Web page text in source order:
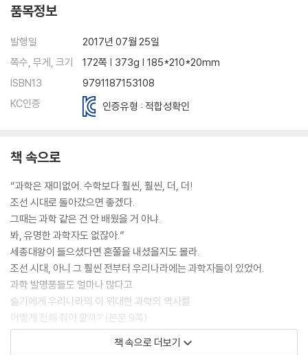
비의 양을 재는 측우기
플러스 리딩_ 물의 높이를 재는 수표
플러스 리딩_ 조선의 명의 허준
불을 뿜는 조선의 거북선
플러스 리딩_ 이순신 장군과 난중일기
최신 군사 방어 시설을 갖춘 수원 화성
천연두라는 무서운 병을 치료한 우두법
플러스 리딩_ 종두법을 실시한 지석영
4장 다양한 생활
더 따뜻하고 더 넉넉하게
농사는 천하의 근본, 농사직설
플러스 리딩_ 농사에 대한 또 다른 책, 농가집성6
살아 숨 쉬는 우리의 옹기
플러스 리딩_ 옹기에 있는 숨구멍의 비밀
백성을 위한 깜짝 선물, 목화
플러스 리딩_ 고려 말 외교관이던 문익점
따뜻한 온돌을 이용한 우리 한옥
품목정보
발행일
2017년 07월 25일
쪽수, 무게, 크기
172쪽 | 373g | 185*210*20mm
ISBN13
9791187153108
KC인증
인증유형 : 적합성확인
책 속으로
“과학은 재미없어. 수학보다 훨씬, 훨씬, 더, 더!
조선 시대로 돌아갔으면 좋겠다.
그때는 과학 같은 건 안 배웠을 거 아냐.
봐, 유명한 과학자도 없잖아.”
세종대왕이 들으셨다면 혼쭐을 내셨을지도 몰라.
조선 시대, 아니 그 훨씬 전부터 우리나라에는 과학자들이 있었어.
과학 발명품들도 얼마나 많다고.
슬기에게 우리나라의 이 위대한 과학의 역사를
어떻게 전해 줘야 할까? (본문 9쪽)
책 속으로 더보기